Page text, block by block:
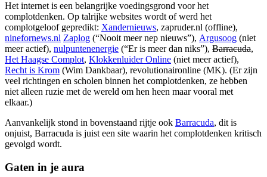
Het internet is een belangrijke voedingsgrond voor het
complotdenken. Op talrijke websites wordt of werd het
complotgeloof gepredikt: Xandernieuws, zapruder.nl (offline),
ninefornews.nl Zaplog (“Nooit meer nep nieuws”), Argusoog (niet
meer actief), nulpuntenenergie (“Er is meer dan niks”), Barracuda,
Het Haagse Complot, Klokkenluider Online (niet meer actief),
Recht is Krom (Wim Dankbaar), revolutionaironline (MK). (Er zijn
veel richtingen en scholen binnen het complotdenken, ze hebben
niet alleen ruzie met de wereld om hen heen maar vooral met
elkaar.)
Aanvankelijk stond in bovenstaand rijtje ook Barracuda, dit is
onjuist, Barracuda is juist een site waarin het complotdenken kritisch
gevolgd wordt.
Gaten in je aura